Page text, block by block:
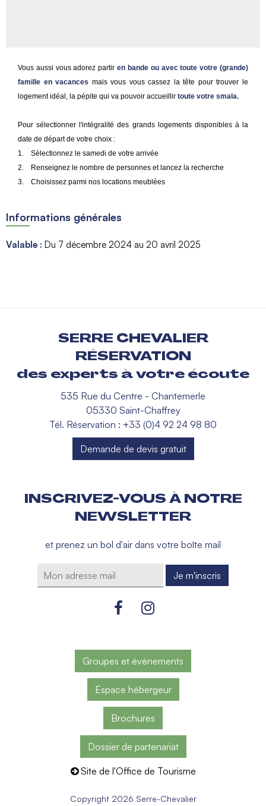
Vous aussi vous adorez partiren bande ou avec toute votre (grande)
famille en vacances mais vous vous cassez la tête pour trouver le
logement idéal, la pépite qui va pouvoir accueillir toute votre smala.
Pour sélectionner l'intégralité des grands logements disponibles à la
date de départ de votre choix :
1. Sélectionnez le samedi de votre arrivée
2. Renseignez le nombre de personnes et lancez la recherche
3. Choisissez parmi nos locations meublées
Informations générales
Valable : Du 7 décembre 2024 au 20 avril 2025
SERRE CHEVALIER
RÉSERVATION
des experts à votre écoute
535 Rue du Centre - Chantemerle
05330 Saint-Chaffrey
Tél. Réservation : +33 (0)4 92 24 98 80
Demande de devis gratuit
INSCRIVEZ-VOUS À NOTRE
NEWSLETTER
et prenez un bol d'air dans votre boîte mail
Groupes et évènements
Espace hébergeur
Brochures
Dossier de partenariat
Site de l'Office de Tourisme
Copyright 2026 Serre-Chevalier